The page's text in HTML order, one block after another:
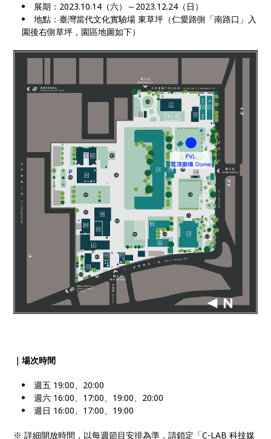
展期：2023.10.14（六）～2023.12.24（日）
地點：臺灣當代文化實驗場 東草坪（仁愛路側「南路口」入
園後右側草坪，園區地圖如下）
｜場次時間
週五 19:00、20:00
週六 16:00、17:00、19:00、20:00
週日 16:00、17:00、19:00
※ 詳細開放時間，以每週節目安排為準，請鎖定「C-LAB 科技媒